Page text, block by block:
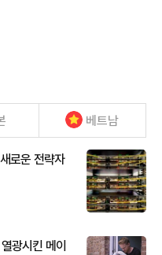
베트남
로운 전략자
광시킨 메이